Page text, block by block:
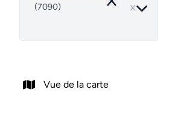
(7090)
Remove
Vue de la carte